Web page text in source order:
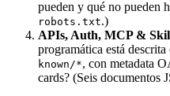
pueden y qué no pueden
robots.txt.)
APIs, Auth, MCP &
programática está
known/*, con metadata
cards? (Seis documentos